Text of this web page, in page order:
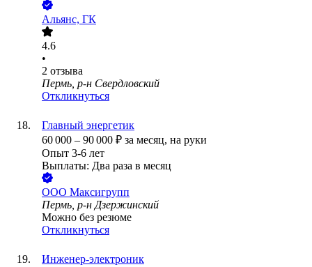
Альянс, ГК
4.6
•
2 отзыва
Пермь, р-н Свердловский
Откликнуться
Главный энергетик
60 000 – 90 000 ₽ за месяц, на руки
Опыт 3-6 лет
Выплаты: Два раза в месяц
ООО Максигрупп
Пермь, р-н Дзержинский
Можно без резюме
Откликнуться
Инженер-электроник